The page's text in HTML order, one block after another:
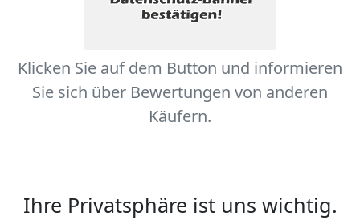
Klicken Sie auf dem Button und informieren
Sie sich über Bewertungen von anderen
Käufern.
Ihre Privatsphäre ist uns wichtig.